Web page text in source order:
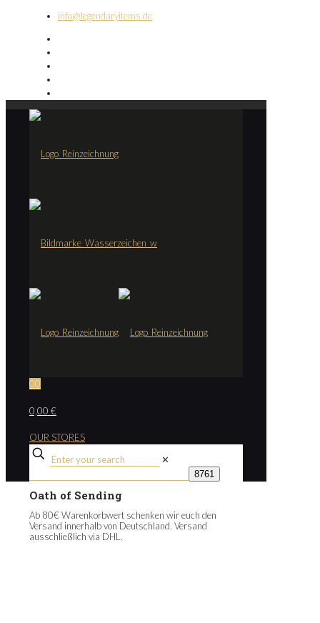
info@legendaryitems.de
00
0,00 €
OUR STORES
✕
Oath of Sending
Ab 80€ Warenkorbwert schenken wir euch den
Versand innerhalb von Deutschland. Versand
ausschließlich via DHL.